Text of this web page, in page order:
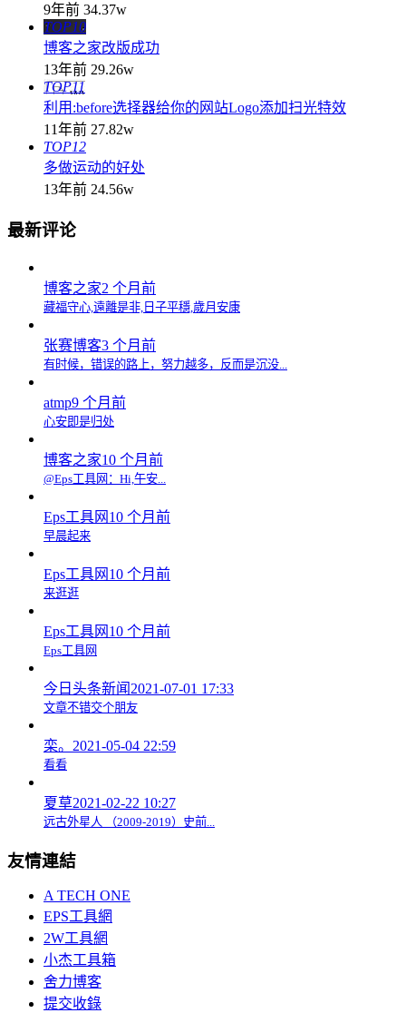
9年前 34.37w
TOP10
博客之家改版成功
13年前 29.26w
TOP11
利用:before选择器给你的网站Logo添加扫光特效
11年前 27.82w
TOP12
多做运动的好处
13年前 24.56w
最新评论
博客之家2 个月前
藏福守心,遠離是非,日子平穩,歲月安康
张赛博客3 个月前
有时候，错误的路上，努力越多，反而是沉没...
atmp9 个月前
心安即是归处
博客之家10 个月前
@Eps工具网：Hi,午安...
Eps工具网 10 个月前
早晨起来
Eps工具网 10 个月前
来逛逛
Eps工具网 10 个月前
Eps工具网
今日头条新闻 2021-07-01 17:33
文章不错交个朋友
栾。 2021-05-04 22:59
看看
夏草2021-02-22 10:27
远古外星人 （2009-2019）史前...
友情連結
A TECH ONE
EPS工具網
2W工具網
小杰工具箱
舍力博客
提交收錄